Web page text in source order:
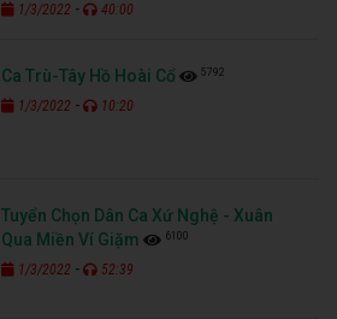
1/3/2022 - 40:00
Ca Trù-Tây Hồ Hoài Cổ 5792
1/3/2022 - 10:20
Tuyển Chọn Dân Ca Xứ Nghệ - Xuân
Qua Miền Ví Giặm
6100
1/3/2022 - 52:39